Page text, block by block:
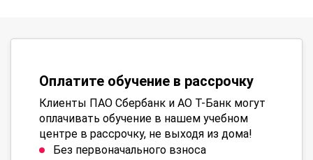
Оплатите обучение в рассрочку
Клиенты ПАО Сбербанк и АО Т-Банк могут
оплачивать обучение в нашем учебном
центре в рассрочку, не выходя из дома!
Без первоначального взноса